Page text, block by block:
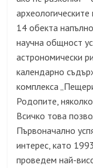
14 обекта
научна общност
астрономически
календарно
комплекса
Родопите,
Всичко това
Първоначално
интерес, като
проведем най-